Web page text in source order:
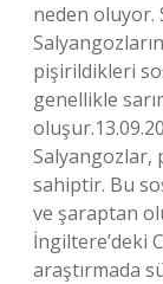
neden oluyor.
pişirildikleri
genellikle
Salyangozlar,
sahiptir. Bu
ve şaraptan
İngiltere’deki
araştırmada